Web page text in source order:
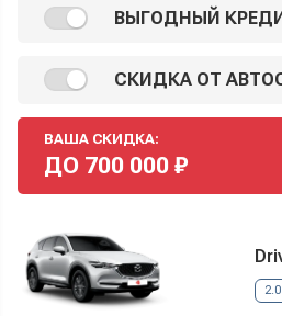
ВЫГОДНЫЙ
СКИДКА ОТ
ВАША СКИДКА:
ДО 700 000 ₽